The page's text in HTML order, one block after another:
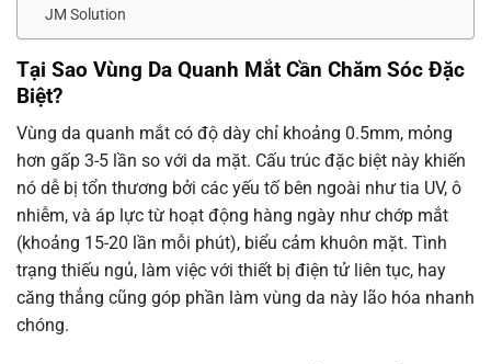
JM Solution
Tại Sao Vùng Da Quanh Mắt Cần Chăm Sóc Đặc
Biệt?
Vùng da quanh mắt có độ dày chỉ khoảng 0.5mm, mỏng
hơn gấp 3-5 lần so với da mặt. Cấu trúc đặc biệt này khiến
nó dễ bị tổn thương bởi các yếu tố bên ngoài như tia UV, ô
nhiễm, và áp lực từ hoạt động hàng ngày như chớp mắt
(khoảng 15-20 lần mỗi phút), biểu cảm khuôn mặt. Tình
trạng thiếu ngủ, làm việc với thiết bị điện tử liên tục, hay
căng thẳng cũng góp phần làm vùng da này lão hóa nhanh
chóng.